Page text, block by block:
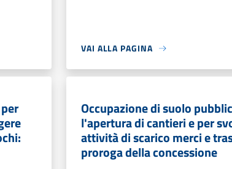
VAI ALLA PAGINA
Occupazione di suolo
l'apertura di cantieri e per
attività di scarico merci e
proroga della concessione